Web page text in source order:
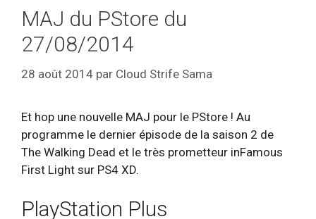
MAJ du PStore du
27/08/2014
28 août 2014 par Cloud Strife Sama
Et hop une nouvelle MAJ pour le PStore ! Au
programme le dernier épisode de la saison 2 de
The Walking Dead et le très prometteur inFamous
First Light sur PS4 XD.
PlayStation Plus